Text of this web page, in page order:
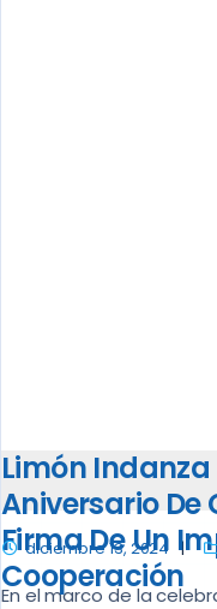
Limón Indanza
Aniversario De
Firma De Un
Cooperación
diciembre 13, 2024
En el marco de la